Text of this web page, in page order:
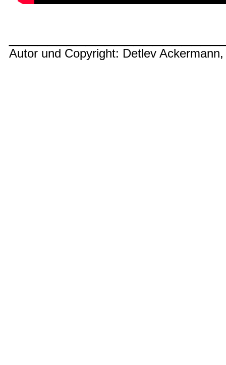
Autor und Copyright: Detlev